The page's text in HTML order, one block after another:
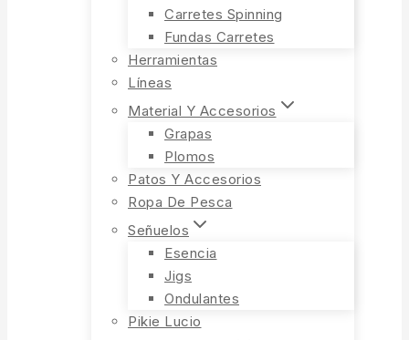
Carretes Spinning
Fundas Carretes
Herramientas
Líneas
Material Y Accesorios
Grapas
Plomos
Patos Y Accesorios
Ropa De Pesca
Señuelos
Esencia
Jigs
Ondulantes
Pikie Lucio